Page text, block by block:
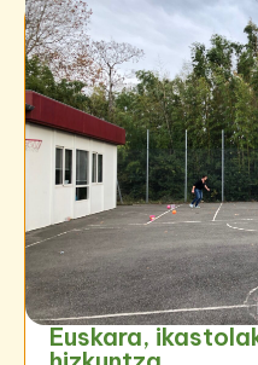
Euskara,